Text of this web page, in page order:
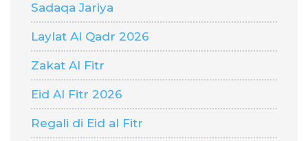
Sadaqa Jariya
Laylat Al Qadr 2026
Zakat Al Fitr
Eid Al Fitr 2026
Regali di Eid al Fitr